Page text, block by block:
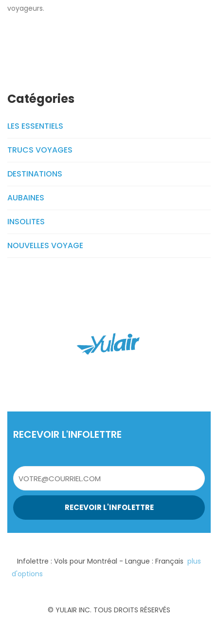
voyageurs.
Catégories
LES ESSENTIELS
TRUCS VOYAGES
DESTINATIONS
AUBAINES
INSOLITES
NOUVELLES VOYAGE
RECEVOIR L'INFOLETTRE
RECEVOIR L'INFOLETTRE
Infolettre : Vols pour Montréal - Langue : Français plus
d'options
© YULAIR INC. TOUS DROITS RÉSERVÉS